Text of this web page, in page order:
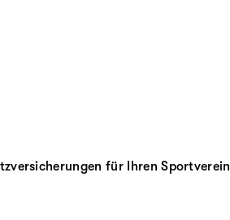
für Ihren Sportverein